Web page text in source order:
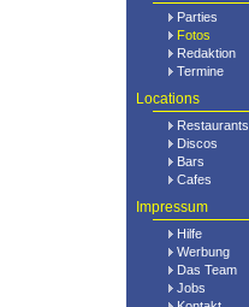
Parties
Fotos
Redaktion
Termine
Locations
Restaurants
Discos
Bars
Cafes
Impressum
Hilfe
Werbung
Das Team
Jobs